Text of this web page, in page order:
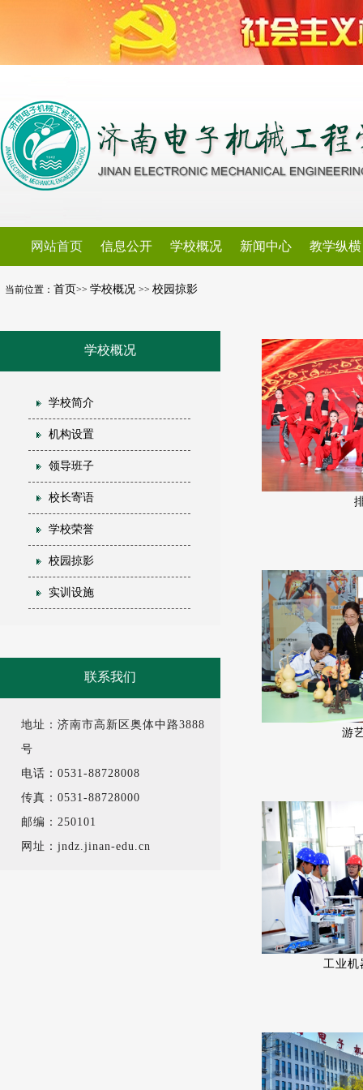
网站首页 信息公开 学校概况 新闻中心 教学纵横
当前位置： 首页>> 学校概况 >> 校园掠影
学校概况
学校简介
机构设置
领导班子
校长寄语
学校荣誉
校园掠影
实训设施
联系我们
地址：济南市高新区奥体中路3888
号
电话：0531-88728008
传真：0531-88728000
邮编：250101
网址：jndz.jinan-edu.cn
游
工业机